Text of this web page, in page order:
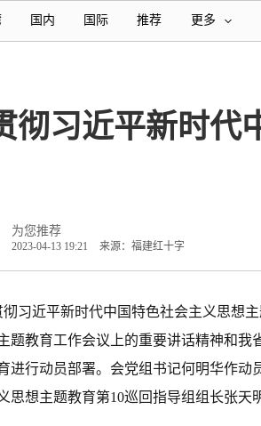
国内 国际 推荐 更多
彻习近平新时代
为您推荐
2023-04-13 19:21 来源：福建红十字
习近平新时代中国特色社会主义思想
题教育工作会议上的重要讲话精神和我
进行动员部署。会党组书记何明华作动
思想主题教育第10巡回指导组组长张天